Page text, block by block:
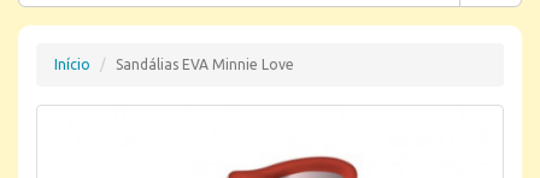
Início Sandálias EVA Minnie Love